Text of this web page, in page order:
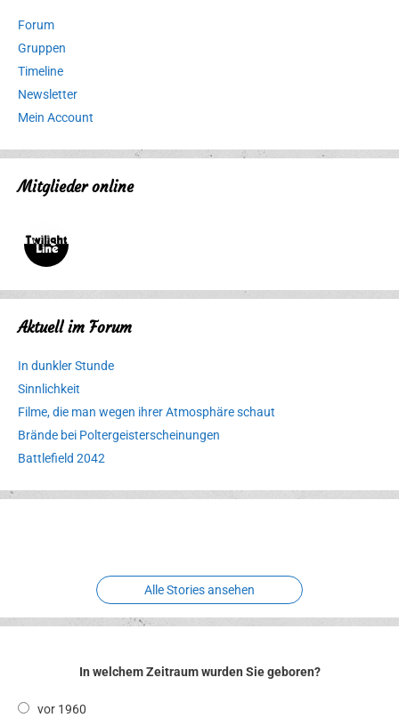
Forum
Gruppen
Timeline
Newsletter
Mein Account
Mitglieder online
Aktuell im Forum
In dunkler Stunde
Sinnlichkeit
Filme, die man wegen ihrer Atmosphäre schaut
Brände bei Poltergeisterscheinungen
Battlefield 2042
Erlebnispark
Verbotene
Alle Stories ansehen
In welchem Zeitraum wurden Sie geboren?
vor 1960